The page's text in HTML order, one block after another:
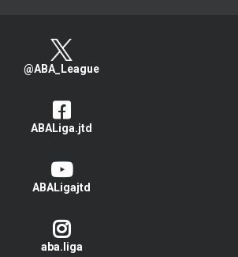
@ABA_League
ABALiga.jtd
ABALigajtd
aba.liga